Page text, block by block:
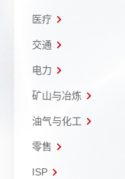
医疗
交通
电力
矿山与冶炼
油气与化工
零售
ISP